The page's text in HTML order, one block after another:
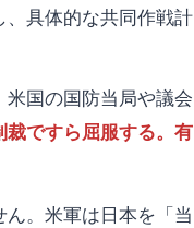
具体的な共同作戦計
国の国防当局や議会
裁ですら屈服する。有
。米軍は日本を「当